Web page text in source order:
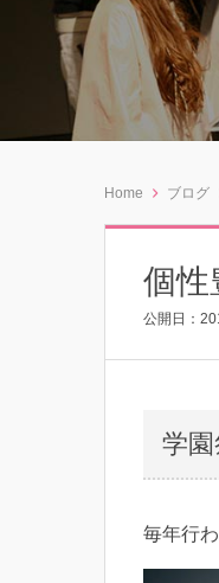
Home ブログ
個性
公開日：
学
毎年行